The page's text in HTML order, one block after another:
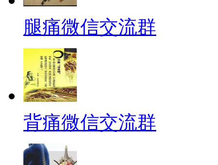
腿痛微信交流群
背痛微信交流群